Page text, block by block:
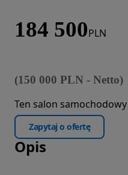
184 500PLN
(150 000 PLN - Netto)
Ten salon
Zapytaj o ofertę
Opis